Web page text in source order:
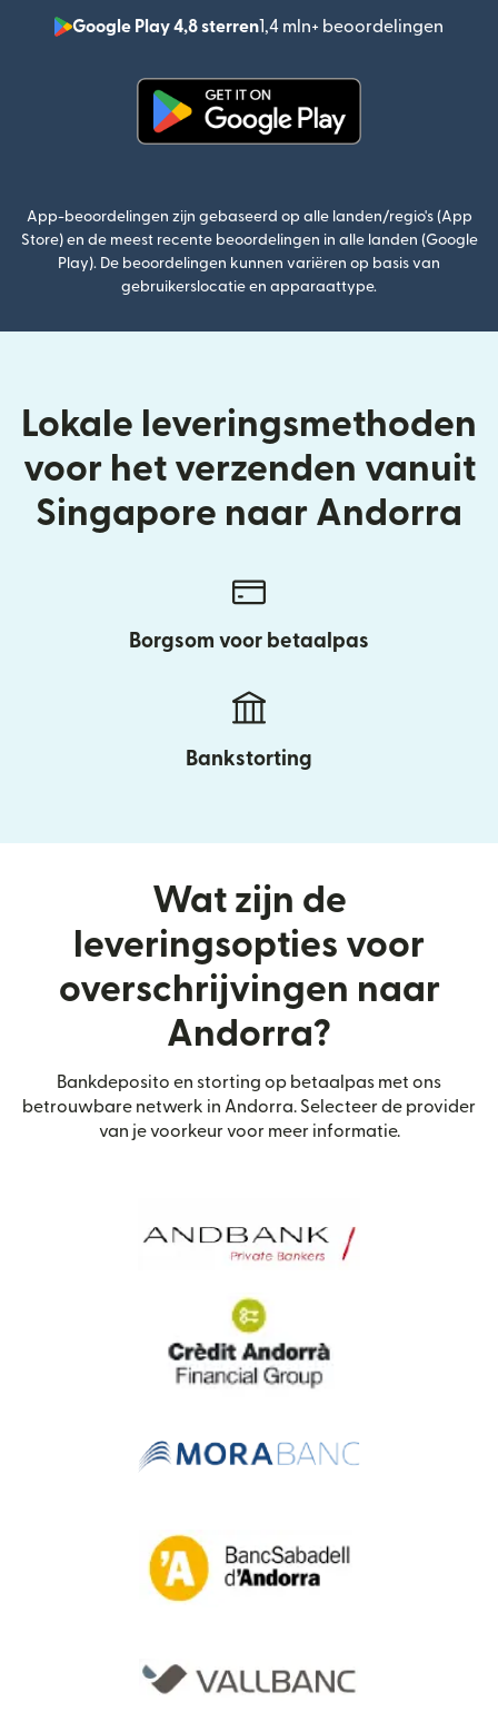
Google Play 4,8 sterren1,4 mln+ beoordelingen
App-beoordelingen zijn gebaseerd op alle landen/regio's (App
Store) en de meest recente beoordelingen in alle landen (Google
Play). De beoordelingen kunnen variëren op basis van
gebruikerslocatie en apparaattype.
Lokale leveringsmethoden
voor het verzenden vanuit
Singapore naar Andorra
Borgsom voor betaalpas
Bankstorting
Wat zijn de
leveringsopties voor
overschrijvingen naar
Andorra?
Bankdeposito en storting op betaalpas met ons
betrouwbare netwerk in Andorra. Selecteer de provider
van je voorkeur voor meer informatie.